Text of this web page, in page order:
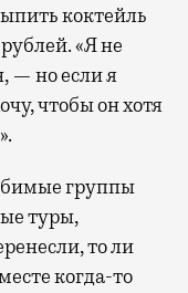
коктейль
«Я не
— но если я
чтобы он хотя
группы
туры,
то ли
когда-то